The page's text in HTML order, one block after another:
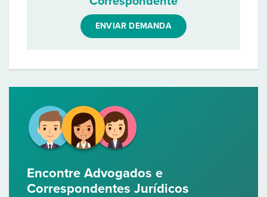
ENVIAR DEMANDA
Encontre Advogados e
Correspondentes Jurídicos